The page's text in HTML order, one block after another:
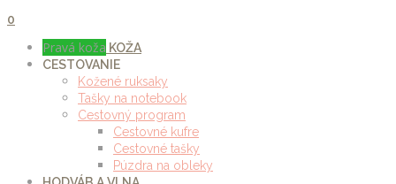
0
Pravá koža KOŽA
CESTOVANIE
Kožené ruksaky
Tašky na notebook
Cestovný program
Cestovné kufre
Cestovné tašky
Púzdra na obleky